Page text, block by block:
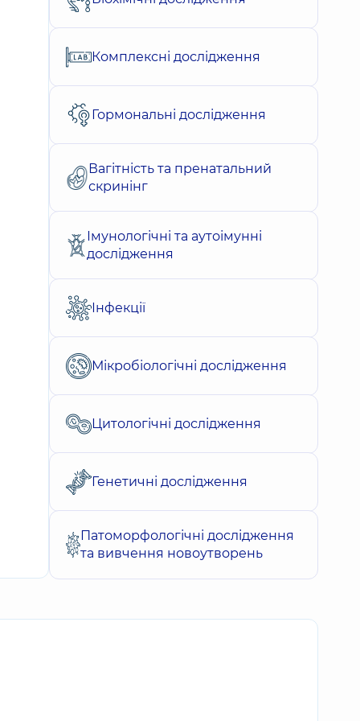
Комплексні дослідження
Гормональні дослідження
Вагітність та пренатальний
скринінг
Імунологічні та аутоімунні
дослідження
Інфекції
Мікробіологічні дослідження
Цитологічні дослідження
Генетичні дослідження
Патоморфологічні дослідження
та вивчення новоутворень